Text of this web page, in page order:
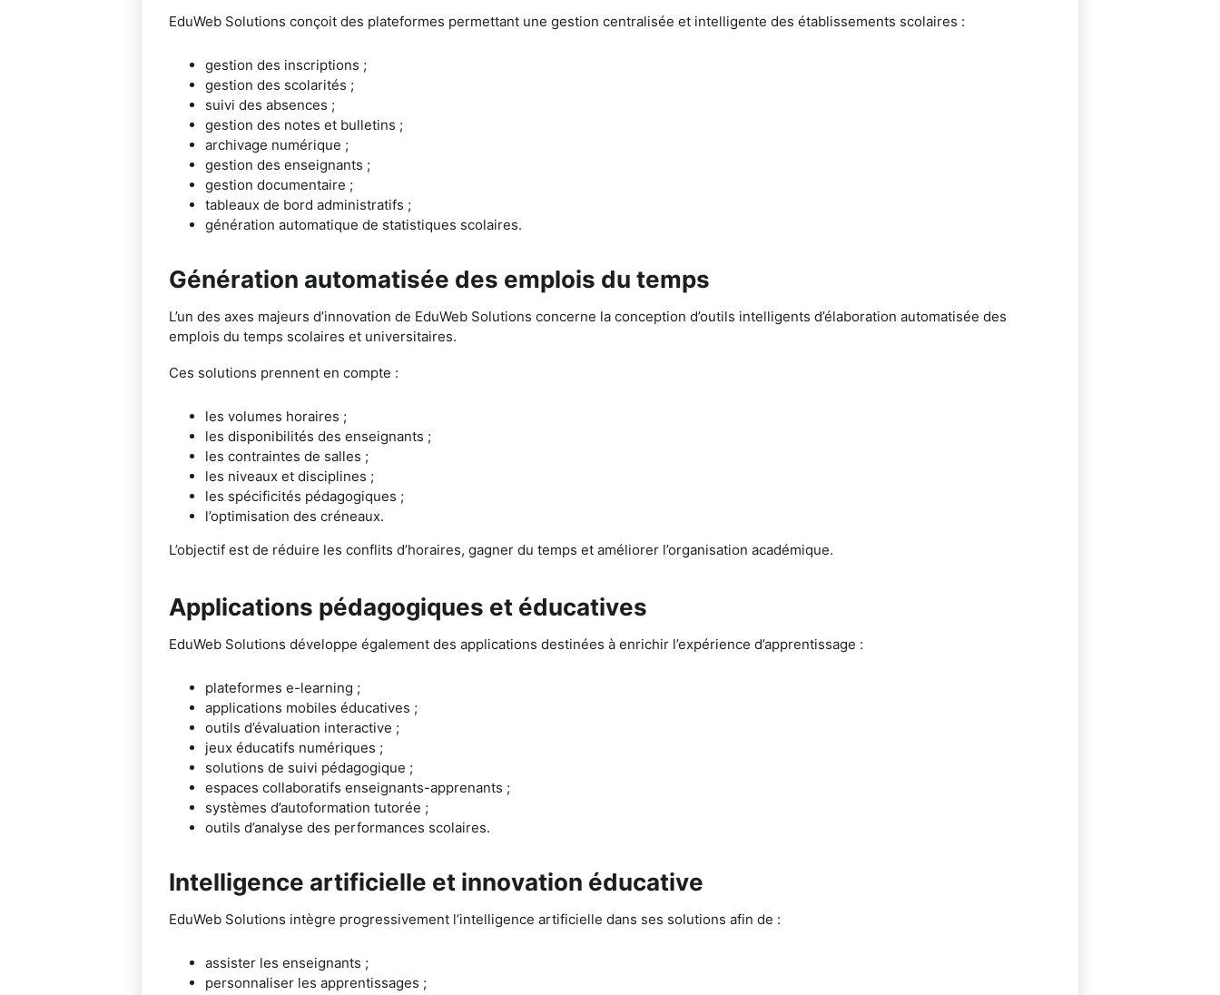
EduWeb Solutions conçoit des plateformes permettant une gestion centralisée et intelligente des établissements scolaires :
gestion des inscriptions ;
gestion des scolarités ;
suivi des absences ;
gestion des notes et bulletins ;
archivage numérique ;
gestion des enseignants ;
gestion documentaire ;
tableaux de bord administratifs ;
génération automatique de statistiques scolaires.
Génération automatisée des emplois du temps
L’un des axes majeurs d’innovation de EduWeb Solutions concerne la conception d’outils intelligents d’élaboration automatisée des
emplois du temps scolaires et universitaires.
Ces solutions prennent en compte :
les volumes horaires ;
les disponibilités des enseignants ;
les contraintes de salles ;
les niveaux et disciplines ;
les spécificités pédagogiques ;
l’optimisation des créneaux.
L’objectif est de réduire les conflits d’horaires, gagner du temps et améliorer l’organisation académique.
Applications pédagogiques et éducatives
EduWeb Solutions développe également des applications destinées à enrichir l’expérience d’apprentissage :
plateformes e-learning ;
applications mobiles éducatives ;
outils d’évaluation interactive ;
jeux éducatifs numériques ;
solutions de suivi pédagogique ;
espaces collaboratifs enseignants-apprenants ;
systèmes d’autoformation tutorée ;
outils d’analyse des performances scolaires.
Intelligence artificielle et innovation éducative
EduWeb Solutions intègre progressivement l’intelligence artificielle dans ses solutions afin de :
assister les enseignants ;
personnaliser les apprentissages ;